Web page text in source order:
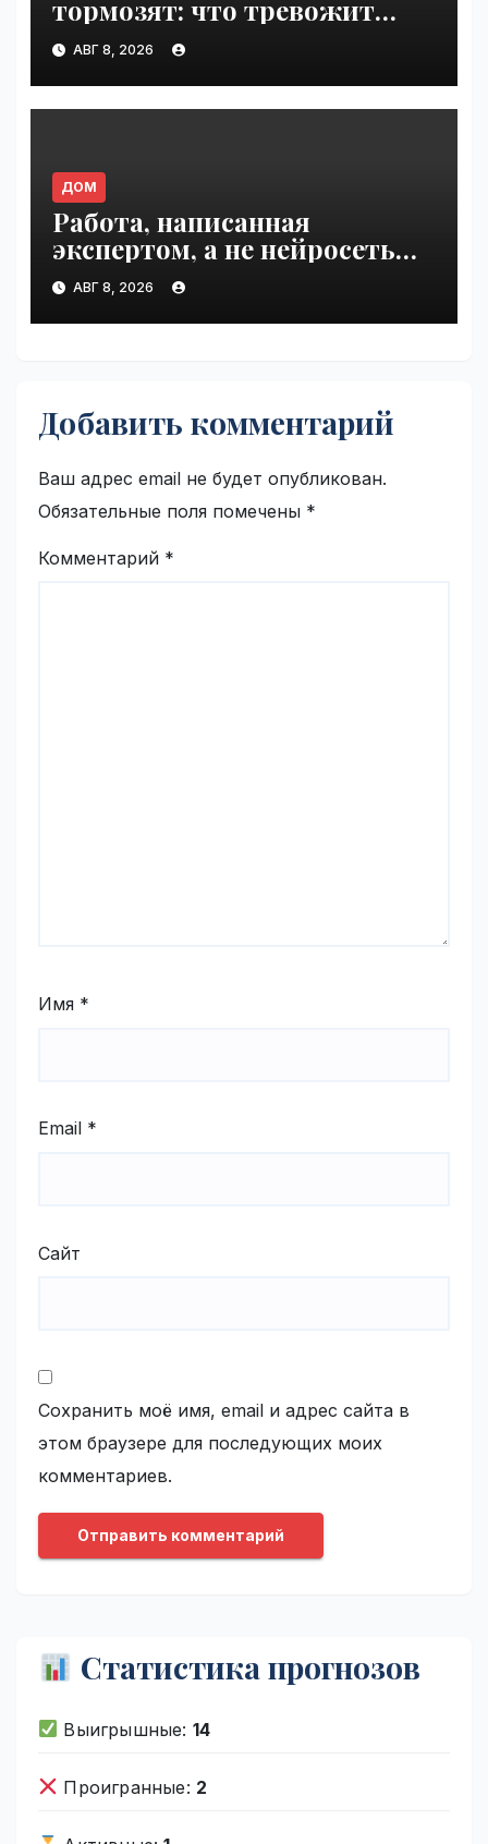
тормозят: что тревожит
россиян больше? |
VseTime.ru
АВГ 8, 2026
ДОМ
Работа, написанная
экспертом, а не нейросетью |
VseTime.ru
АВГ 8, 2026
Добавить комментарий
Ваш адрес email не будет опубликован.
Обязательные поля помечены *
Комментарий *
Имя *
Email *
Сайт
Сохранить моё имя, email и адрес сайта в
этом браузере для последующих моих
комментариев.
Статистика прогнозов
Выигрышные: 14
Проигранные: 2